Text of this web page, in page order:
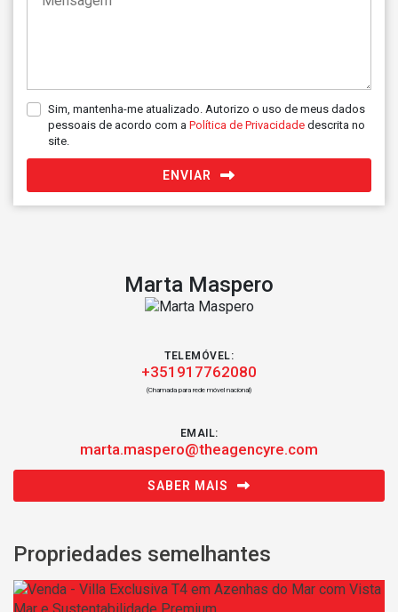
Sim, mantenha-me atualizado. Autorizo o uso de meus dados
pessoais de acordo com a Política de Privacidade descrita no
site.
ENVIAR
Marta Maspero
TELEMÓVEL:
+351917762080
(Chamada para rede móvel nacional)
EMAIL:
marta.maspero@theagencyre.com
SABER MAIS
Propriedades semelhantes